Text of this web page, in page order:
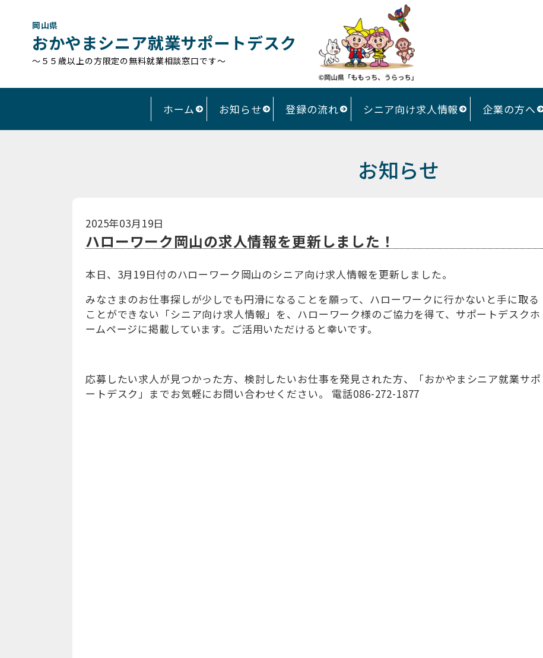
岡山県
おかやまシニア就業サポートデスク
～５５歳以上の方限定の無料就業相談窓口です～
ホーム お知らせ 登録の流れ シニア向け求人情報 企業の方へ
お知らせ
2025年03月19日
ハローワーク岡山の求人情報を更新しました！
本日、3月19日付のハローワーク岡山のシニア向け求人情報を更新しました。
みなさまのお仕事探しが少しでも円滑になることを願って、ハローワークに行かないと手に取る
ことができない「シニア向け求人情報」を、ハローワーク様のご協力を得て、サポートデスクホ
ームページに掲載しています。ご活用いただけると幸いです。
応募したい求人が見つかった方、検討したいお仕事を発見された方、「おかやまシニア就業サポ
ートデスク」までお気軽にお問い合わせください。 電話086-272-1877